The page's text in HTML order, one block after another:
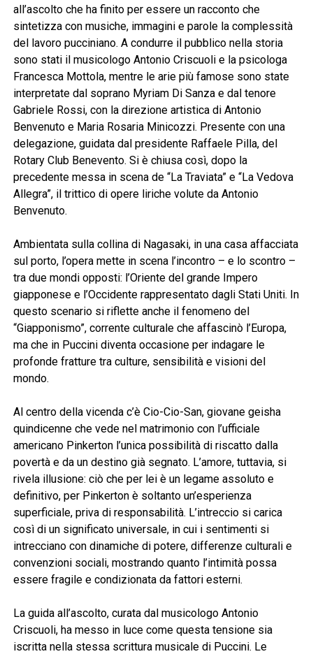
all’ascolto che ha finito per essere un racconto che
sintetizza con musiche, immagini e parole la complessità
del lavoro pucciniano. A condurre il pubblico nella storia
sono stati il musicologo Antonio Criscuoli e la psicologa
Francesca Mottola, mentre le arie più famose sono state
interpretate dal soprano Myriam Di Sanza e dal tenore
Gabriele Rossi, con la direzione artistica di Antonio
Benvenuto e Maria Rosaria Minicozzi. Presente con una
delegazione, guidata dal presidente Raffaele Pilla, del
Rotary Club Benevento. Si è chiusa così, dopo la
precedente messa in scena de “La Traviata” e “La Vedova
Allegra”, il trittico di opere liriche volute da Antonio
Benvenuto.
Ambientata sulla collina di Nagasaki, in una casa affacciata
sul porto, l’opera mette in scena l’incontro – e lo scontro –
tra due mondi opposti: l’Oriente del grande Impero
giapponese e l’Occidente rappresentato dagli Stati Uniti. In
questo scenario si riflette anche il fenomeno del
“Giapponismo”, corrente culturale che affascinò l’Europa,
ma che in Puccini diventa occasione per indagare le
profonde fratture tra culture, sensibilità e visioni del
mondo.
Al centro della vicenda c’è Cio-Cio-San, giovane geisha
quindicenne che vede nel matrimonio con l’ufficiale
americano Pinkerton l’unica possibilità di riscatto dalla
povertà e da un destino già segnato. L’amore, tuttavia, si
rivela illusione: ciò che per lei è un legame assoluto e
definitivo, per Pinkerton è soltanto un’esperienza
superficiale, priva di responsabilità. L’intreccio si carica
così di un significato universale, in cui i sentimenti si
intrecciano con dinamiche di potere, differenze culturali e
convenzioni sociali, mostrando quanto l’intimità possa
essere fragile e condizionata da fattori esterni.
La guida all’ascolto, curata dal musicologo Antonio
Criscuoli, ha messo in luce come questa tensione sia
iscritta nella stessa scrittura musicale di Puccini. Le